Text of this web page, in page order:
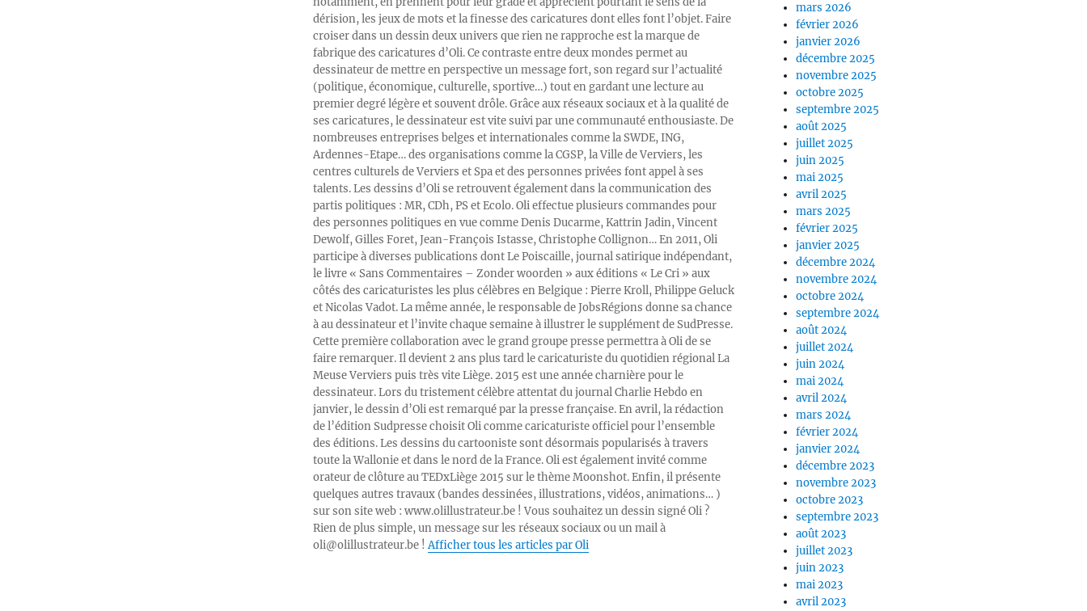
dérision, les jeux de mots et la finesse des caricatures dont elles font l’objet. Faire
croiser dans un dessin deux univers que rien ne rapproche est la marque de
fabrique des caricatures d’Oli. Ce contraste entre deux mondes permet au
dessinateur de mettre en perspective un message fort, son regard sur l’actualité
(politique, économique, culturelle, sportive…) tout en gardant une lecture au
premier degré légère et souvent drôle. Grâce aux réseaux sociaux et à la qualité de
ses caricatures, le dessinateur est vite suivi par une communauté enthousiaste. De
nombreuses entreprises belges et internationales comme la SWDE, ING,
Ardennes-Etape… des organisations comme la CGSP, la Ville de Verviers, les
centres culturels de Verviers et Spa et des personnes privées font appel à ses
talents. Les dessins d’Oli se retrouvent également dans la communication des
partis politiques : MR, CDh, PS et Ecolo. Oli effectue plusieurs commandes pour
des personnes politiques en vue comme Denis Ducarme, Kattrin Jadin, Vincent
Dewolf, Gilles Foret, Jean-François Istasse, Christophe Collignon… En 2011, Oli
participe à diverses publications dont Le Poiscaille, journal satirique indépendant,
le livre « Sans Commentaires – Zonder woorden » aux éditions « Le Cri » aux
côtés des caricaturistes les plus célèbres en Belgique : Pierre Kroll, Philippe Geluck
et Nicolas Vadot. La même année, le responsable de JobsRégions donne sa chance
à au dessinateur et l’invite chaque semaine à illustrer le supplément de SudPresse.
Cette première collaboration avec le grand groupe presse permettra à Oli de se
faire remarquer. Il devient 2 ans plus tard le caricaturiste du quotidien régional La
Meuse Verviers puis très vite Liège. 2015 est une année charnière pour le
dessinateur. Lors du tristement célèbre attentat du journal Charlie Hebdo en
janvier, le dessin d’Oli est remarqué par la presse française. En avril, la rédaction
de l’édition Sudpresse choisit Oli comme caricaturiste officiel pour l’ensemble
des éditions. Les dessins du cartooniste sont désormais popularisés à travers
toute la Wallonie et dans le nord de la France. Oli est également invité comme
orateur de clôture au TEDxLiège 2015 sur le thème Moonshot. Enfin, il présente
quelques autres travaux (bandes dessinées, illustrations, vidéos, animations… )
sur son site web : www.olillustrateur.be ! Vous souhaitez un dessin signé Oli ?
Rien de plus simple, un message sur les réseaux sociaux ou un mail à
oli@olillustrateur.be !Afficher tous les articles par Oli
mars 2026
février 2026
janvier 2026
décembre 2025
novembre 2025
octobre 2025
septembre 2025
août 2025
juillet 2025
juin 2025
mai 2025
avril 2025
mars 2025
février 2025
janvier 2025
décembre 2024
novembre 2024
octobre 2024
septembre 2024
août 2024
juillet 2024
juin 2024
mai 2024
avril 2024
mars 2024
février 2024
janvier 2024
décembre 2023
novembre 2023
octobre 2023
septembre 2023
août 2023
juillet 2023
juin 2023
mai 2023
avril 2023